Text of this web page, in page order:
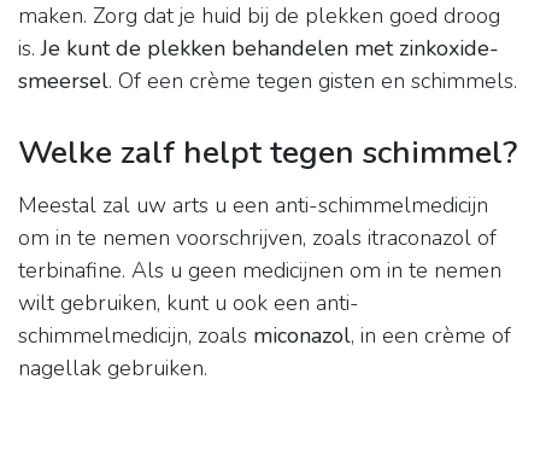
maken. Zorg dat je huid bij de plekken goed droog
is.Je kunt de plekken behandelen met zinkoxide-
smeersel. Of een crème tegen gisten en schimmels.
Welke zalf helpt tegen schimmel?
Meestal zal uw arts u een anti-schimmelmedicijn
om in te nemen voorschrijven, zoals itraconazol of
terbinafine. Als u geen medicijnen om in te nemen
wilt gebruiken, kunt u ook een anti-
schimmelmedicijn, zoals miconazol, in een crème of
nagellak gebruiken.